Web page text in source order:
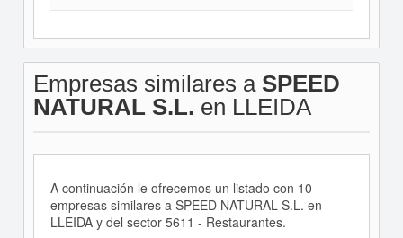
Empresas similares a SPEED
NATURAL S.L. en LLEIDA
A continuación le ofrecemos un listado con 10
empresas similares a SPEED NATURAL S.L. en
LLEIDA y del sector 5611 - Restaurantes.